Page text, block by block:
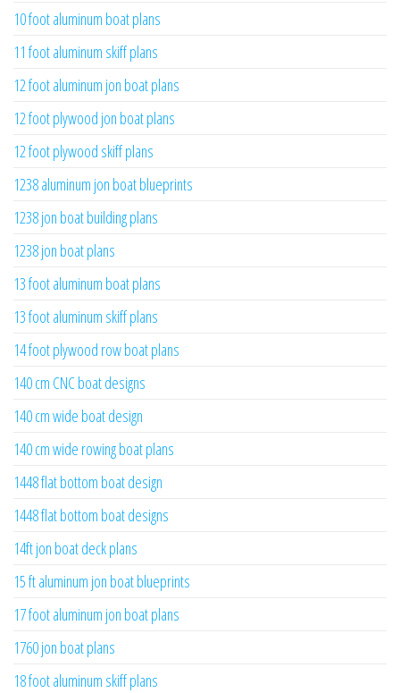
10 foot aluminum boat plans
11 foot aluminum skiff plans
12 foot aluminum jon boat plans
12 foot plywood jon boat plans
12 foot plywood skiff plans
1238 aluminum jon boat blueprints
1238 jon boat building plans
1238 jon boat plans
13 foot aluminum boat plans
13 foot aluminum skiff plans
14 foot plywood row boat plans
140 cm CNC boat designs
140 cm wide boat design
140 cm wide rowing boat plans
1448 flat bottom boat design
1448 flat bottom boat designs
14ft jon boat deck plans
15 ft aluminum jon boat blueprints
17 foot aluminum jon boat plans
1760 jon boat plans
18 foot aluminum skiff plans